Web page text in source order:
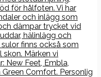
för hålfoten. Vi har
och inlägg som
dämpar trycket vid
hälinlägg och
finns också som
Märken vi
New Feet, Embla,
Comfort. Personlig